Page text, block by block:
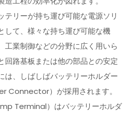
テリーが持ち運び可能な電源ソリ
して、様々な持ち運び可能な機
工業制御などの分野に広く用いら
回路基板または他の部品との安定
は、しばしばバッテリーホルダー
Connector）が採用されます。
Terminal）はバッテリーホルダ